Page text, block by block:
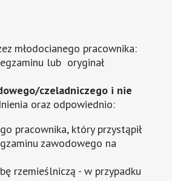
młodocianego pracownika:
lub oryginał
czeladniczego i nie
oraz odpowiednio:
pracownika, który przystąpił
zawodowego na
rzemieślniczą - w przypadku